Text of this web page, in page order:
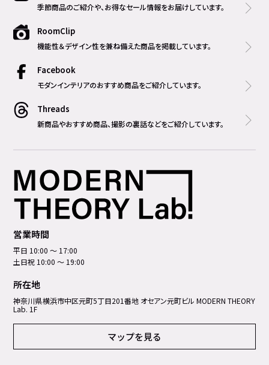
季節商品のご紹介や、お得なセール情報をお届けしています。
RoomClip
機能性＆デザイン性を兼ね備えた商品を掲載しています。
Facebook
モダンインテリアのおすすめ商品をご紹介しています。
Threads
新商品やおすすめ商品、撮影の裏話などをご紹介しています。
営業時間
平日 10:00 ～ 17:00
土日祝 10:00 ～ 19:00
所在地
神奈川県横浜市中区元町5丁⽬201番地 オセアン元町ビル MODERN THEORY
Lab. 1F
マップを見る